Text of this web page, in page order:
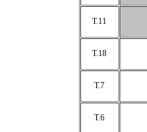
T.11
T.18
T.7
T.6